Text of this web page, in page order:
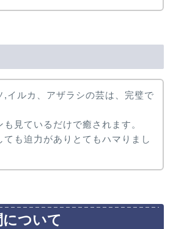
,イルカ、アザラシの芸は、完璧で
も見ているだけで癒されます。
ても迫力がありとてもハマりまし
ついて